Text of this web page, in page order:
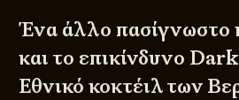
Ένα άλλο πασίγνωστο
και το επικίνδυνο
Εθνικό κοκτέιλ των